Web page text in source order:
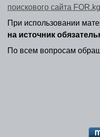
поискового сайта FOR.kg
При использовании
на источник
По всем вопросам